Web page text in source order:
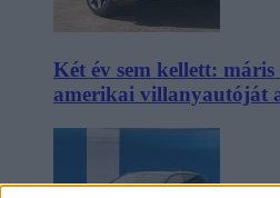
Két év sem kellett:
amerikai villanyautóját